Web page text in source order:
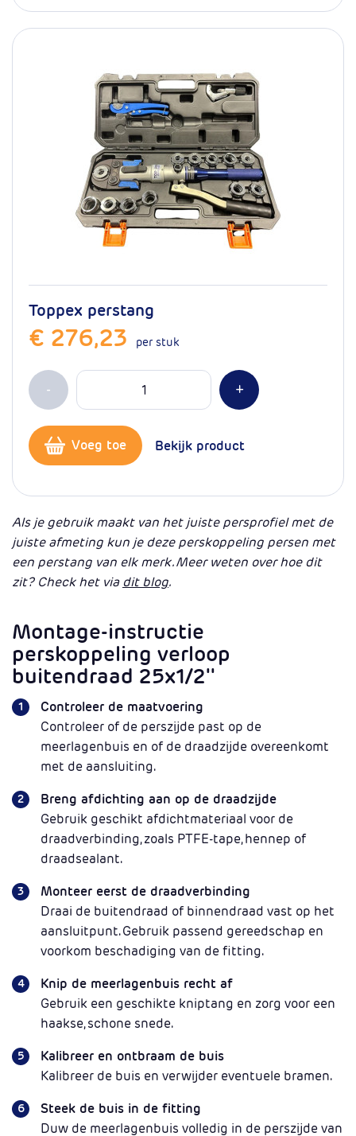
Toppex perstang
€ 276,23 per stuk
- Min 1
Aantal
+Plus 1
Voeg toe Bekijk product
Als je gebruik maakt van het juiste persprofiel met de
juiste afmeting kun je deze perskoppeling persen met
een perstang van elk merk. Meer weten over hoe dit
zit? Check het viadit blog.
Montage-instructie
perskoppeling verloop
buitendraad 25x1/2''
Controleer de maatvoering
Controleer of de perszijde past op de
meerlagenbuis en of de draadzijde overeenkomt
met de aansluiting.
Breng afdichting aan op de draadzijde
Gebruik geschikt afdichtmateriaal voor de
draadverbinding, zoals PTFE-tape, hennep of
draadsealant.
Monteer eerst de draadverbinding
Draai de buitendraad of binnendraad vast op het
aansluitpunt. Gebruik passend gereedschap en
voorkom beschadiging van de fitting.
Knip de meerlagenbuis recht af
Gebruik een geschikte kniptang en zorg voor een
haakse, schone snede.
Kalibreer en ontbraam de buis
Kalibreer de buis en verwijder eventuele bramen.
Steek de buis in de fitting
Duw de meerlagenbuis volledig in de perszijde van